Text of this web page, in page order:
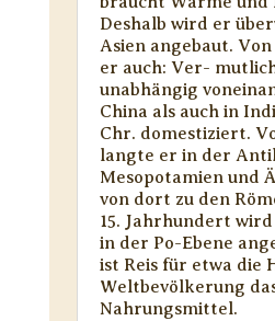
Deshalb wird er
Asien angebaut.
er auch: Ver-
unabhängig
China als auch in
Chr. domestiziert.
langte er in der
Mesopotamien und
von dort zu den
15. Jahrhundert
in der Po-Ebene
ist Reis für etwa die
Weltbevölkerung
Nahrungsmittel.